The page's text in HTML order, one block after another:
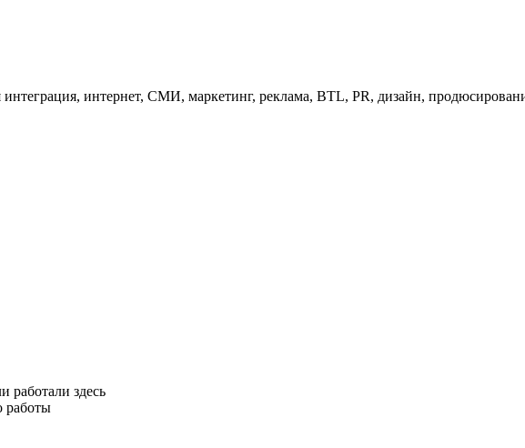
интернет, СМИ, маркетинг, реклама, BTL, PR, дизайн,
работали здесь
работы